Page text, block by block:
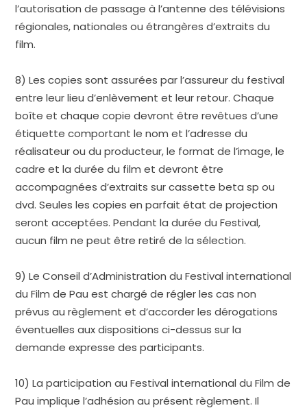
l’autorisation de passage à l’antenne des télévisions
régionales, nationales ou étrangères d’extraits du
film.
8) Les copies sont assurées par l’assureur du festival
entre leur lieu d’enlèvement et leur retour. Chaque
boîte et chaque copie devront être revêtues d’une
étiquette comportant le nom et l’adresse du
réalisateur ou du producteur, le format de l’image, le
cadre et la durée du film et devront être
accompagnées d’extraits sur cassette beta sp ou
dvd. Seules les copies en parfait état de projection
seront acceptées. Pendant la durée du Festival,
aucun film ne peut être retiré de la sélection.
9) Le Conseil d’Administration du Festival international
du Film de Pau est chargé de régler les cas non
prévus au règlement et d’accorder les dérogations
éventuelles aux dispositions ci-dessus sur la
demande expresse des participants.
10) La participation au Festival international du Film de
Pau implique l’adhésion au présent règlement. Il